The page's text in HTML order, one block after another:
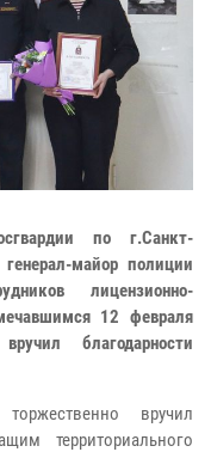
по г.Санкт-
майор полиции
лицензионно-
12 февраля
благодарности
вручил
территориального